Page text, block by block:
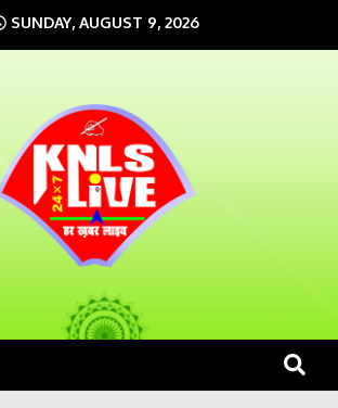
SUNDAY, AUGUST 9, 2026
News Portal